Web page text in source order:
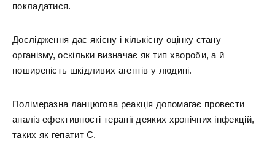
покладатися.
Дослідження дає якісну і кількісну оцінку стану
організму, оскільки визначає як тип хвороби, а й
поширеність шкідливих агентів у людині.
Полімеразна ланцюгова реакція допомагає провести
аналіз ефективності терапії деяких хронічних інфекцій,
таких як гепатит С.